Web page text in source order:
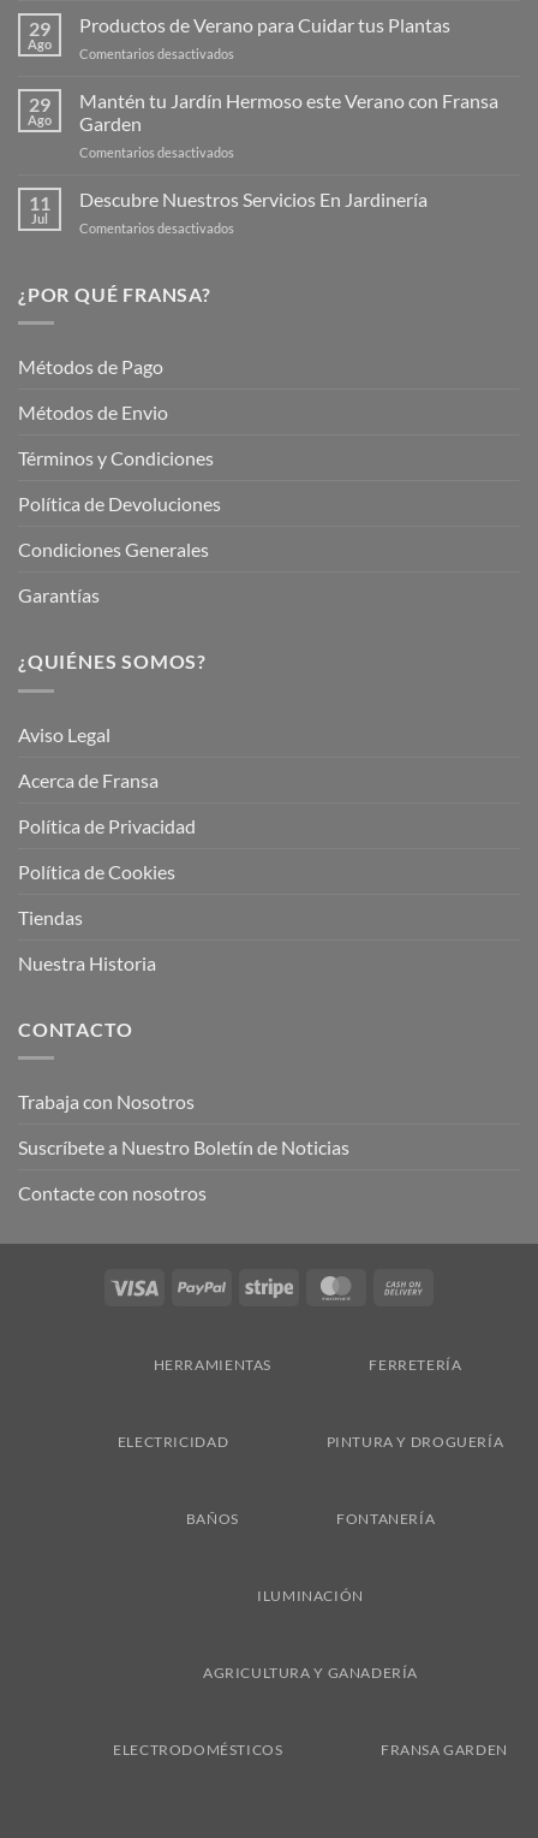
Nueva
de
29
Ago
Productos de Verano para Cuidar tus Plantas
Comentarios desactivados
de
Verano
Plantas
29
Ago
Mantén tu Jardín Hermoso este Verano con Fransa
Garden
Comentarios desactivados
tu
Jardín
11
Jul
Descubre Nuestros Servicios En Jardinería
Comentarios desactivados
¿POR QUÉ FRANSA?
Métodos de Pago
Métodos de Envio
Términos y Condiciones
Política de Devoluciones
Condiciones Generales
Garantías
¿QUIÉNES SOMOS?
Aviso Legal
Acerca de Fransa
Política de Privacidad
Política de Cookies
Tiendas
Nuestra Historia
CONTACTO
Trabaja con Nosotros
Suscríbete a Nuestro Boletín de Noticias
Contacte con nosotros
Visa PayPal Stripe MasterCard
HERRAMIENTAS FERRETERÍA
ELECTRICIDAD PINTURA Y DROGUERÍA
BAÑOS FONTANERÍA
ILUMINACIÓN
AGRICULTURA Y GANADERÍA
ELECTRODOMÉSTICOS FRANSA GARDEN